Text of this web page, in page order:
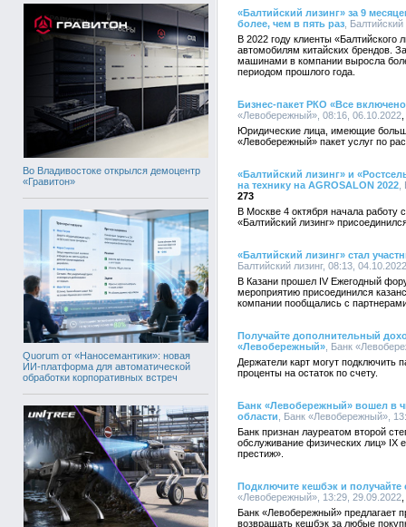
Во Владивостоке открылся демоцентр
«Гравитон»
Quorum от «Наносемантики»: новая
ИИ-платформа для автоматической
обработки корпоративных встреч
«Балтийский лизинг» за 9
более, чем в пять раз ,
В 2022 году клиенты «Балтийского
автомобилям китайских брендов.
машинами в компании выросла
периодом прошлого года.
Бизнес-пакет РКО «Все
«Левобережный», 08:16, 06.10.2022
Юридические лица, имеющие
«Левобережный» пакет услуг по
«Балтийский лизинг» и
на технику на AGROSALON 2022
273
В Москве 4 октября начала работу
«Балтийский лизинг»
«Балтийский лизинг» стал
Балтийский лизинг, 08:13, 04.10.2022
В Казани прошел IV Ежегодный
мероприятию присоединился
компании пообщались с
Получайте дополнительный
«Левобережный» , Банк
Держатели карт могут подключить
проценты на остаток по счету.
Банк «Левобережный» вошел в
области , Банк «Левобережный»,
Банк признан лауреатом второй
обслуживание физических лиц» IX
престиж».
Подключите кешбэк и получайте
«Левобережный», 13:29, 29.09.2022
Банк «Левобережный» предлагает
возвращать кешбэк за любые